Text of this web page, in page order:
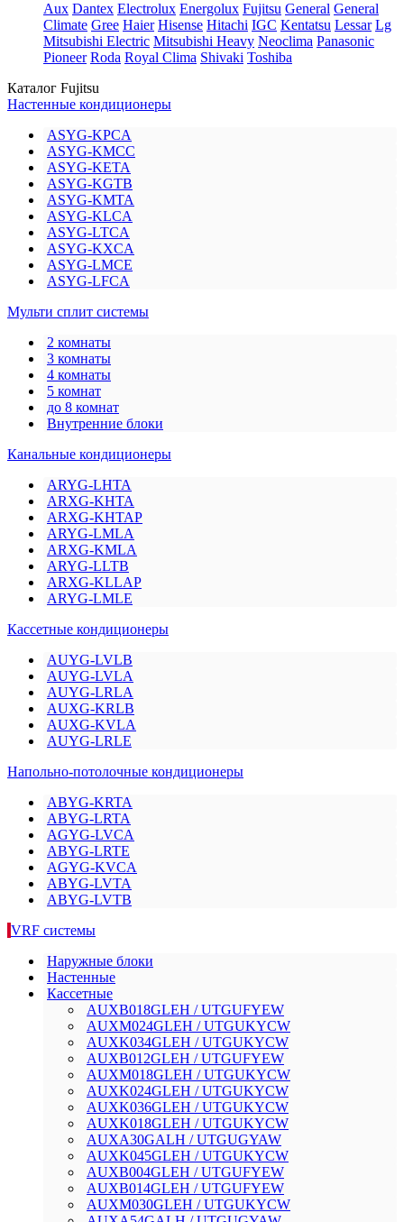
Aux Dantex Electrolux Energolux Fujitsu General General
Climate Gree Haier Hisense Hitachi IGC Kentatsu Lessar Lg
Mitsubishi Electric Mitsubishi Heavy Neoclima Panasonic
Pioneer Roda Royal Clima Shivaki Toshiba
Каталог Fujitsu
Настенные кондиционеры
ASYG-KPCA
ASYG-KMCC
ASYG-KETA
ASYG-KGTB
ASYG-KMTA
ASYG-KLCA
ASYG-LTCA
ASYG-KXCA
ASYG-LMCE
ASYG-LFCA
Мульти сплит системы
2 комнаты
3 комнаты
4 комнаты
5 комнат
до 8 комнат
Внутренние блоки
Канальные кондиционеры
ARYG-LHTA
ARXG-KHTA
ARXG-KHTAP
ARYG-LMLA
ARXG-KMLA
ARYG-LLTB
ARXG-KLLAP
ARYG-LMLE
Кассетные кондиционеры
AUYG-LVLB
AUYG-LVLA
AUYG-LRLA
AUXG-KRLB
AUXG-KVLA
AUYG-LRLE
Напольно-потолочные кондиционеры
ABYG-KRTA
ABYG-LRTA
AGYG-LVCA
ABYG-LRTE
AGYG-KVCA
ABYG-LVTA
ABYG-LVTB
VRF системы
Наружные блоки
Настенные
Кассетные
AUXB018GLEH / UTGUFYEW
AUXM024GLEH / UTGUKYCW
AUXK034GLEH / UTGUKYCW
AUXB012GLEH / UTGUFYEW
AUXM018GLEH / UTGUKYCW
AUXK024GLEH / UTGUKYCW
AUXK036GLEH / UTGUKYCW
AUXK018GLEH / UTGUKYCW
AUXA30GALH / UTGUGYAW
AUXK045GLEH / UTGUKYCW
AUXB004GLEH / UTGUFYEW
AUXB014GLEH / UTGUFYEW
AUXM030GLEH / UTGUKYCW